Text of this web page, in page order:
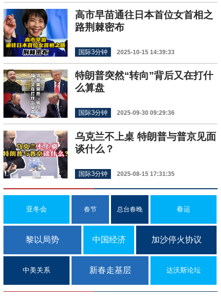
高市早苗通往日本首位女首相之
路荆棘密布
国际3分钟 2025-10-15 14:39:33
特朗普突然“转向”背后又在打什
么算盘
国际3分钟 2025-09-30 09:29:36
乌克兰不上桌 特朗普与普京见面
谈什么？
国际3分钟 2025-08-15 17:31:35
亚冬会 春节 总台春晚 春运
黎以局势 中国经济 加沙停火协议
中美关系 新春走基层 达沃斯论坛